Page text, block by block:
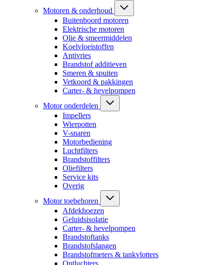
Motoren & onderhoud
Buitenboord motoren
Elektrische motoren
Olie & smeermiddelen
Koelvloeistoffen
Antivries
Brandstof additieven
Smeren & spuiten
Vetkoord & pakkingen
Carter- & hevelpompen
Motor onderdelen
Impellers
Wierpotten
V-snaren
Motorbediening
Luchtfilters
Brandstoffilters
Oliefilters
Service kits
Overig
Motor toebehoren
Afdekhoezen
Geluidsisolatie
Carter- & hevelpompen
Brandstoftanks
Brandstofslangen
Brandstofmeters & tankvlotters
Ontluchters